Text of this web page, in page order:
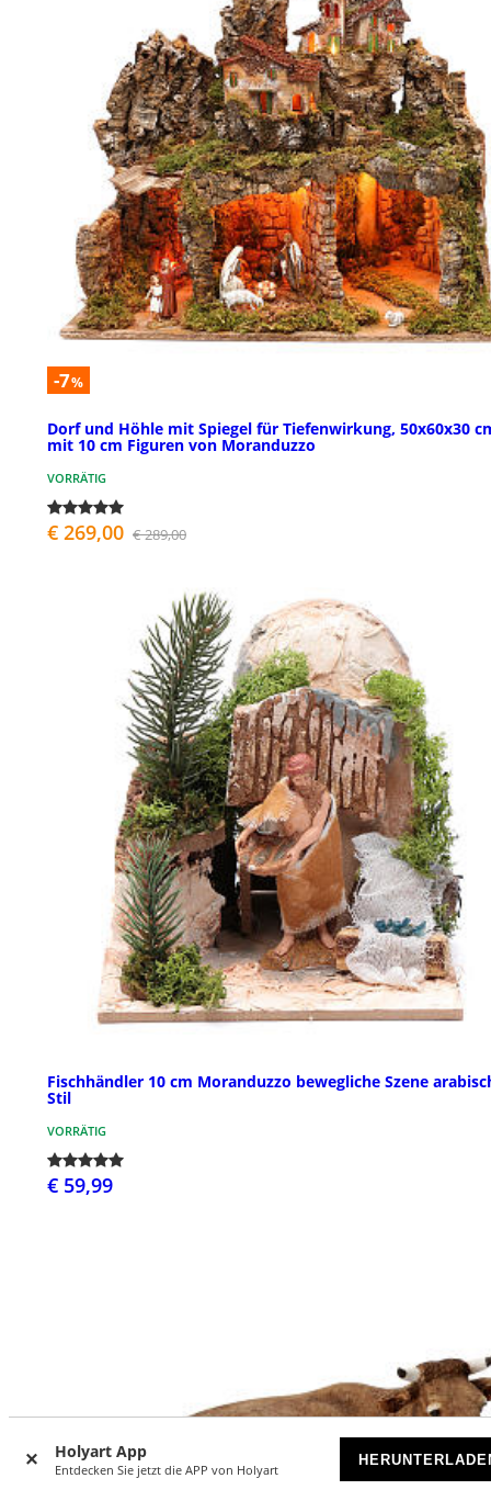
Holyart App
Entdecken Sie jetzt die APP von Holyart
-7%
Dorf und Höhle mit Spiegel für Tiefenwirkung, 50x60x30
mit 10 cm Figuren von Moranduzzo
VORRÄTIG
€ 269,00 € 289,00
Fischhändler 10 cm Moranduzzo bewegliche Szene
Stil
VORRÄTIG
€ 59,99